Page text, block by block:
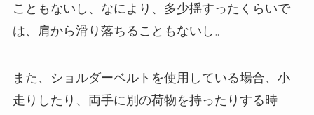
こともないし、なにより、多少揺すったくらいで
は、肩から滑り落ちることもないし。
また、ショルダーベルトを使用している場合、小
走りしたり、両手に別の荷物を持ったりする時